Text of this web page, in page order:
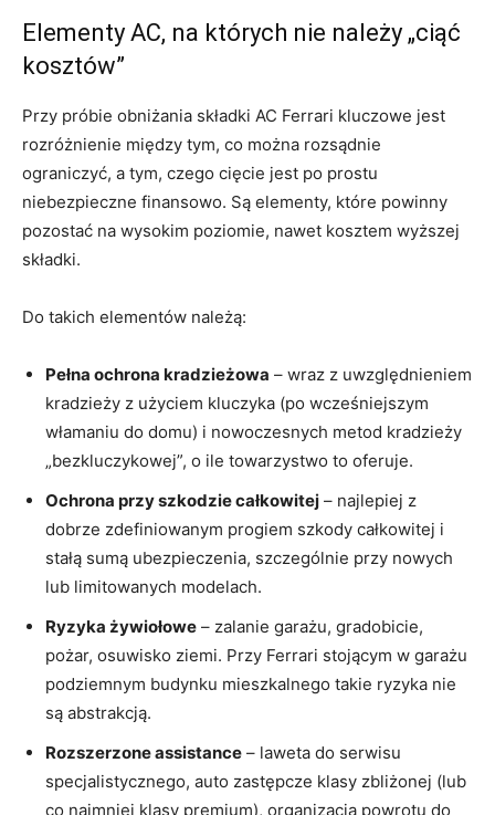
Elementy AC, na których nie należy „ciąć
kosztów”
Przy próbie obniżania składki AC Ferrari kluczowe jest
rozróżnienie między tym, co można rozsądnie
ograniczyć, a tym, czego cięcie jest po prostu
niebezpieczne finansowo. Są elementy, które powinny
pozostać na wysokim poziomie, nawet kosztem wyższej
składki.
Do takich elementów należą:
Pełna ochrona kradzieżowa – wraz z uwzględnieniem
kradzieży z użyciem kluczyka (po wcześniejszym
włamaniu do domu) i nowoczesnych metod kradzieży
„bezkluczykowej”, o ile towarzystwo to oferuje.
Ochrona przy szkodzie całkowitej – najlepiej z
dobrze zdefiniowanym progiem szkody całkowitej i
stałą sumą ubezpieczenia, szczególnie przy nowych
lub limitowanych modelach.
Ryzyka żywiołowe – zalanie garażu, gradobicie,
pożar, osuwisko ziemi. Przy Ferrari stojącym w garażu
podziemnym budynku mieszkalnego takie ryzyka nie
są abstrakcją.
Rozszerzone assistance – laweta do serwisu
specjalistycznego, auto zastępcze klasy zbliżonej (lub
co najmniej klasy premium), organizacja powrotu do